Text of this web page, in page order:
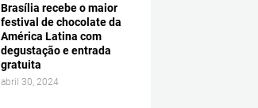
Brasília recebe o maior
festival de chocolate da
América Latina com
degustação e entrada
gratuita
abril 30, 2024